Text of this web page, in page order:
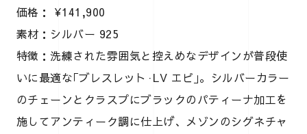
価格： ¥141,900
素材：シルバー 925
特徴：洗練された雰囲気と控えめなデザインが普段使
いに最適な｢ブレスレット·LV エピ｣。シルバーカラー
のチェーンとクラスプにブラックのパティーナ加工を
施してアンティーク調に仕上げ、メゾンのシグネチャ